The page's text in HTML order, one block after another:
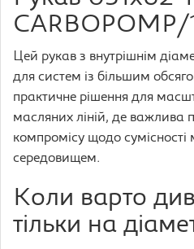
CARBOPOMP/
Цей рукав з внутрішнім
для систем із більшим
практичне рішення для
масляних ліній, де важлива
компромісу щодо сумісності
середовищем.
Коли варто
тільки на